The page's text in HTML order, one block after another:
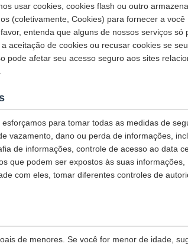
usar cookies, cookies flash ou outro
(coletivamente, Cookies) para fornecer a você
entenda que alguns de nossos serviços só
aceitação de cookies ou recusar cookies se
pode afetar seu acesso seguro aos sites
para tomar todas as medidas de
vazamento, dano ou perda de informações,
de informações, controle de acesso ao data
que podem ser expostos às suas informações,
com eles, tomar diferentes controles de
de menores. Se você for menor de idade,